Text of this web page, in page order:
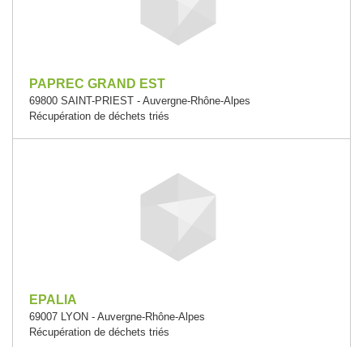
PAPREC GRAND EST
69800 SAINT-PRIEST - Auvergne-Rhône-Alpes
Récupération de déchets triés
EPALIA
69007 LYON - Auvergne-Rhône-Alpes
Récupération de déchets triés